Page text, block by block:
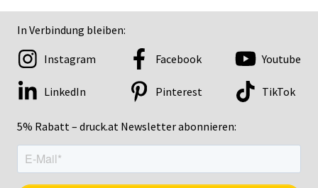
In Verbindung bleiben:
5% Rabatt – druck.at Newsletter abonnieren:
Instagram Facebook Youtube
LinkedIn Pinterest TikTok